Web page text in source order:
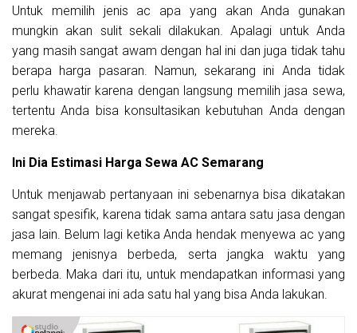
Untuk memilih jenis ac apa yang akan Anda gunakan
mungkin akan sulit sekali dilakukan. Apalagi untuk Anda
yang masih sangat awam dengan hal ini dan juga tidak tahu
berapa harga pasaran. Namun, sekarang ini Anda tidak
perlu khawatir karena dengan langsung memilih jasa sewa,
tertentu Anda bisa konsultasikan kebutuhan Anda dengan
mereka.
Ini Dia Estimasi Harga Sewa AC Semarang
Untuk menjawab pertanyaan ini sebenarnya bisa dikatakan
sangat spesifik, karena tidak sama antara satu jasa dengan
jasa lain. Belum lagi ketika Anda hendak menyewa ac yang
memang jenisnya berbeda, serta jangka waktu yang
berbeda. Maka dari itu, untuk mendapatkan informasi yang
akurat mengenai ini ada satu hal yang bisa Anda lakukan.